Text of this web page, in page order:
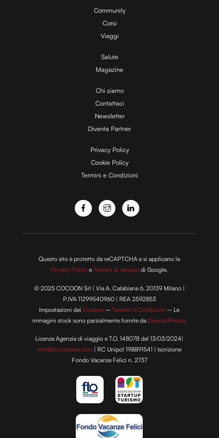
y
V
i
d
e
o
Community
Corsi
Viaggi
Salute
Magazine
Chi siamo
Contattaci
Newsletter
Diventa Partner
Privacy Policy
Cookie Policy
Termini e Condizioni
Questo sito è protetto da reCAPTCHA e si applicano la
Privacy Policy eTermini di servizio di Google.
© 2025 COCOON Srl | Via A. Calabiana 6, 20139 Milano |
P.IVA 11299540960 | REA 2592853
Impostazioni deiCookies –Termini e Condizioni – Le
immagini stock sono parzialmente fornite da DepositPhotos
Licenza Agenzia di viaggio e T.O. 148078 del 13/03/2024|
info@cocooners.com | RC Unipol 198891541 | Iscrizione
Fondo Vacanze Felici n. 2737